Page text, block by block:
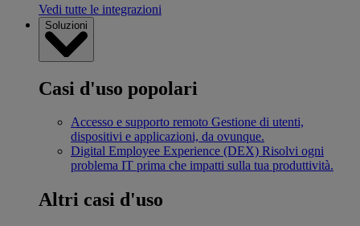
Vedi tutte le integrazioni
Soluzioni
Casi d'uso popolari
Accesso e supporto remoto Gestione di utenti,
dispositivi e applicazioni, da ovunque.
Digital Employee Experience (DEX) Risolvi ogni
problema IT prima che impatti sulla tua produttività.
Altri casi d'uso